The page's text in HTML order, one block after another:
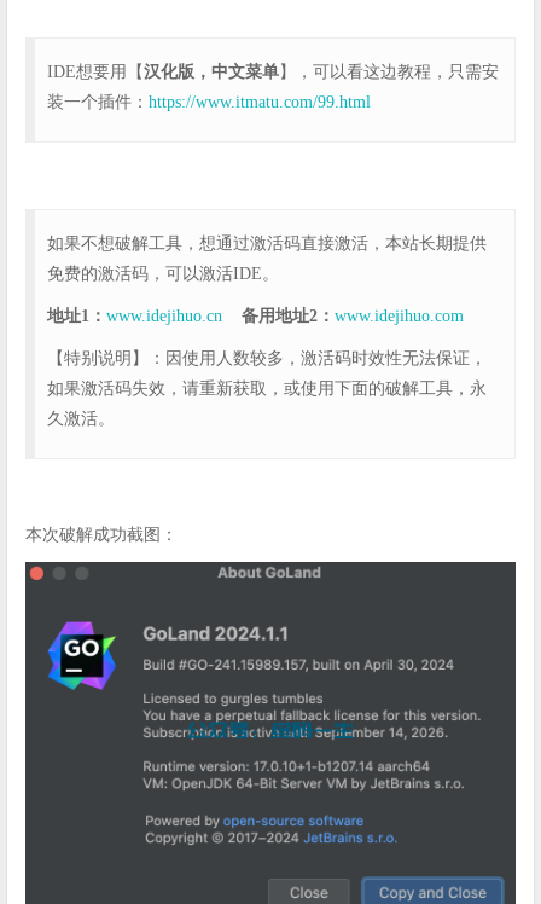
IDE想要用【汉化版，中文菜单】，可以看这边教程，只需安
装一个插件： https://www.itmatu.com/99.html
如果不想破解工具，想通过激活码直接激活，本站长期提供
免费的激活码，可以激活IDE。
地址1： www.idejihuo.cn 备用地址2： www.idejihuo.com
【特别说明】：因使用人数较多，激活码时效性无法保证，
如果激活码失效，请重新获取，或使用下面的破解工具，永
久激活。
本次破解成功截图：